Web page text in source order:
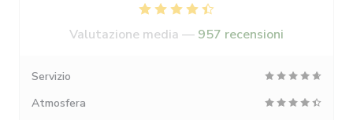
Valutazione media — 957 recensioni
Servizio
Atmosfera